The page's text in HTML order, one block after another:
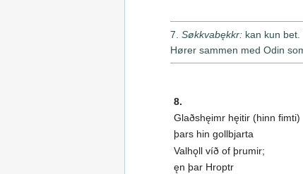
7. Søkkvabękkr: kan kun bet.
Hører sammen med Odin
8.
Glaðshęimr hęitir (hinn fimti)
þars hin gollbjarta
Valhǫll víð of þrumir;
ęn þar Hroptr